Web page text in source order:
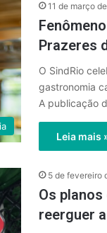
11 de março
Prazeres
O SindRio
gastronomia
A publicação
Leia mais
5 de fevereiro
Os
reerguer